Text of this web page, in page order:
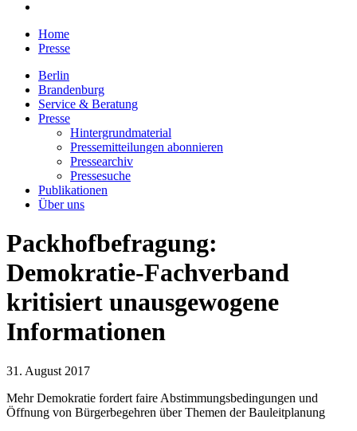
Home
Presse
Berlin
Brandenburg
Service & Beratung
Presse
Hintergrundmaterial
Pressemitteilungen abonnieren
Pressearchiv
Pressesuche
Publikationen
Über uns
Packhofbefragung:
Demokratie-Fachverband
kritisiert unausgewogene
Informationen
31. August 2017
Mehr Demokratie fordert faire Abstimmungsbedingungen und
Öffnung von Bürgerbegehren über Themen der Bauleitplanung